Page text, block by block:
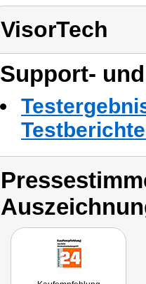
VisorTech
Support-